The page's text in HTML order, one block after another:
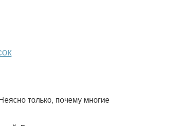
только, почему многие